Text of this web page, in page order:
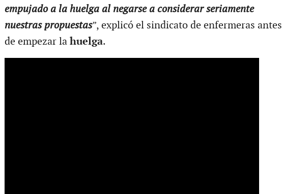
empujado a la huelga al negarse a considerar seriamente
nuestras propuestas”, explicó el sindicato de enfermeras antes
de empezar la huelga.